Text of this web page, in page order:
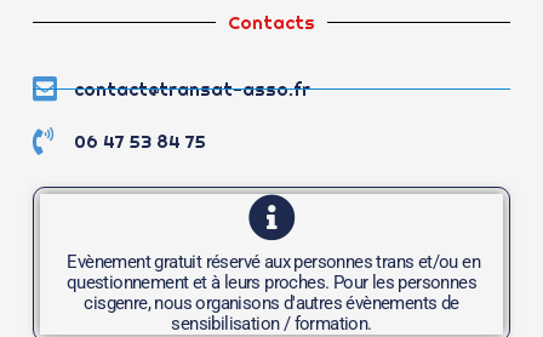
Contacts
contact@transat-asso.fr
06 47 53 84 75
Evènement gratuit réservé aux personnes trans et/ou en
questionnement et à leurs proches. Pour les personnes
cisgenre, nous organisons d'autres évènements de
sensibilisation / formation.